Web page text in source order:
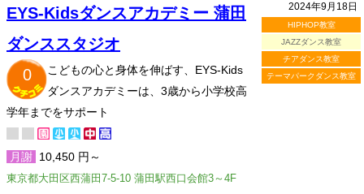
2024年9月18日
HIPHOP教室
JAZZダンス教室
チアダンス教室
テーマパークダンス教室
EYS-Kidsダンスアカデミー 蒲田
ダンススタジオ
0
こどもの心と身体を伸ばす、EYS-Kids
ダンスアカデミーは、3歳から小学校高
学年までをサポート
月謝 10,450 円～
東京都大田区西蒲田7-5-10 蒲田駅西口会館3～4F